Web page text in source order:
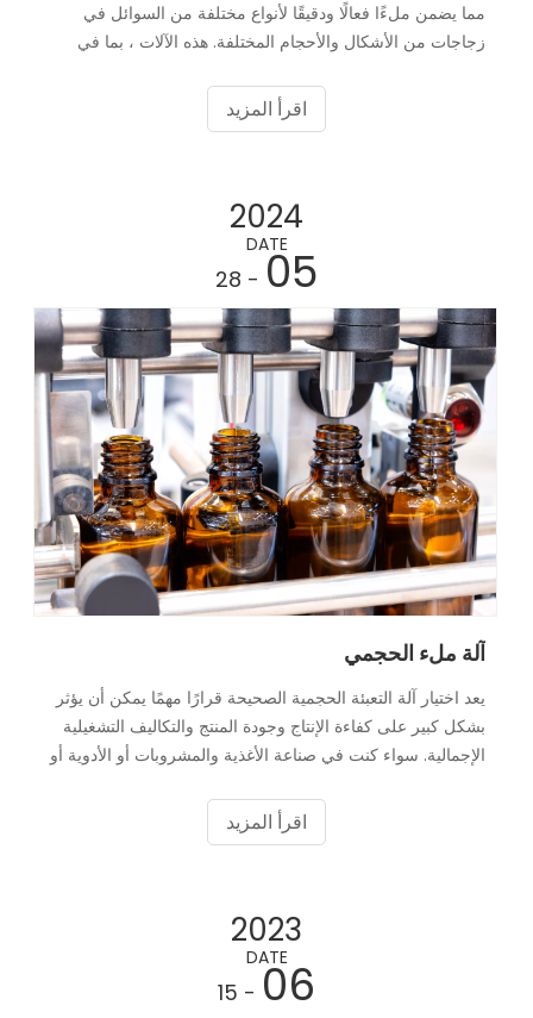
مما يضمن ملءًا فعالًا ودقيقًا لأنواع مختلفة من السوائل في
زجاجات من الأشكال والأحجام المختلفة. هذه الآلات ، بما في
ملء الصلصة ، تساعد في الحفاظ على كفاءة الإنتاج. ومع ذلك ،
يمكنهم مواجهة مشكلات قد تعطل العمليات. تناقش هذه المقالة
اقرأ المزيد
2024
DATE05
- 28
آلة ملء الحجمي
يعد اختيار آلة التعبئة الحجمية الصحيحة قرارًا مهمًا يمكن أن يؤثر
بشكل كبير على كفاءة الإنتاج وجودة المنتج والتكاليف التشغيلية
الإجمالية. سواء كنت في صناعة الأغذية والمشروبات أو الأدوية أو
الصحيحة تضمن ملءًا دقيقًا ومتسقًا وفعالًا لمنتجاتك. سوف يسير
هذا الدليل الشامل عبر العوامل الأساسية التي يجب مراعاتها ،
الحجمية ، يمكنك اختيار حل يلبي احتياجاتك المحددة ويدعم نمو
اقرأ المزيد
2023
DATE06
- 15